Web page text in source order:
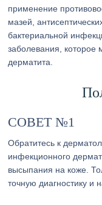
применение
мазей,
бактериальной
заболевания, которое
дерматита.
СОВЕТ №1
Обратитесь к
инфекционного
высыпания на коже.
точную диагностику и